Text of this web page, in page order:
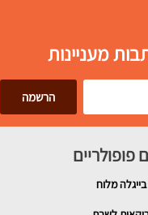
מעניינות
פופולריים
מלוח